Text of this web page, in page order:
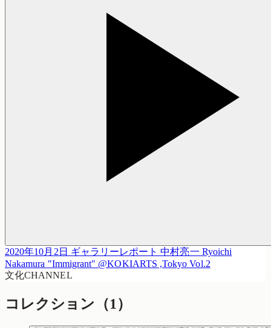
2020年10月2日 ギャラリーレポート 中村亮一 Ryoichi
Nakamura "Immigrant" @KOKIARTS ,Tokyo Vol.2
文化CHANNEL
コレクション （1）